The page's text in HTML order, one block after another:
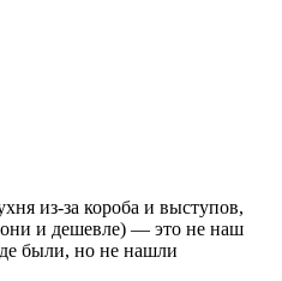
из-за короба и выступов,
они и дешевле) — это не наш
были, но не нашли